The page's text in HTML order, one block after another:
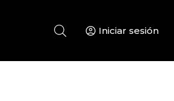
Iniciar sesión